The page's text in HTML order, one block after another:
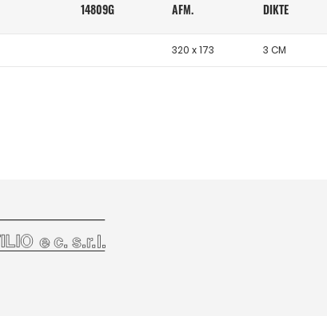
14809G AFM. DIKTE
320 x 173 3 CM